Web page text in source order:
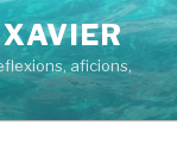
aficions,